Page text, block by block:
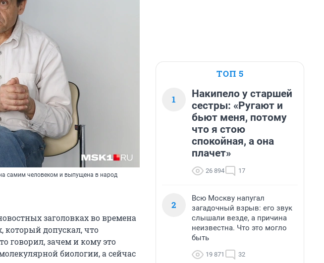
самим человеком и выпущена в народ
заголовках во времена
допускал, что
говорил, зачем и кому это
биологии, а сейчас
ТОП 5
1
Накипело у старшей
сестры: «Ругают и
бьют меня, потому
что я стою
спокойная, а она
плачет»
26 894 17
2
Всю Москву напугал
загадочный взрыв: его звук
слышали везде, а причина
неизвестна. Что это могло
быть
19 871 32